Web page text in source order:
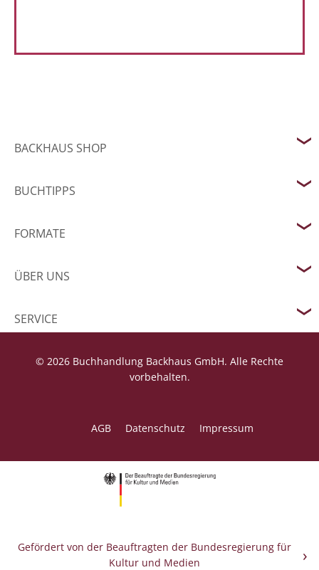
BACKHAUS SHOP
BUCHTIPPS
FORMATE
ÜBER UNS
SERVICE
© 2026 Buchhandlung Backhaus GmbH. Alle Rechte
vorbehalten.
AGB Datenschutz Impressum
Gefördert von der Beauftragten der Bundesregierung für
Kultur und Medien